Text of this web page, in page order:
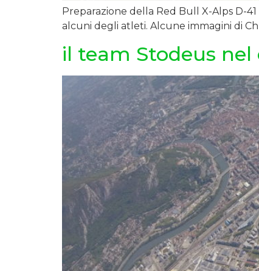
Preparazione della Red Bull X-Alps D-
alcuni degli atleti. Alcune immagini di
il team Stodeus